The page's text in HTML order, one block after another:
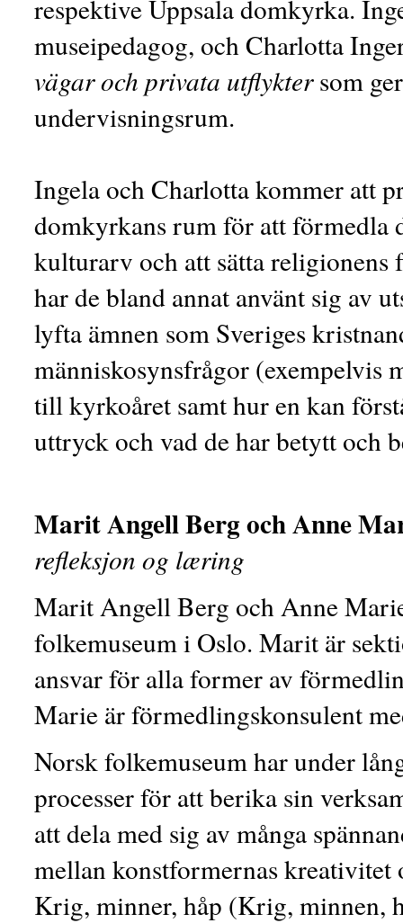
respektive Uppsala domkyrka.
museipedagog, och Charlotta
vägar och privata utflyktersom
undervisningsrum.
Ingela och Charlotta kommer att
domkyrkans rum för att förmedla
kulturarv och att sätta
har de bland annat använt sig av
lyfta ämnen som Sveriges
människosynsfrågor (exempelvis
till kyrkoåret samt hur en kan
uttryck och vad de har betytt och
Marit Angell Berg och Anne
refleksjon og læring
Marit Angell Berg och Anne
folkemuseum i Oslo. Marit är
ansvar för alla former av
Marie är förmedlingskonsulent
Norsk folkemuseum har under
processer för att berika sin
att dela med sig av många
mellan konstformernas
Krig, minner, håp (Krig, minnen,